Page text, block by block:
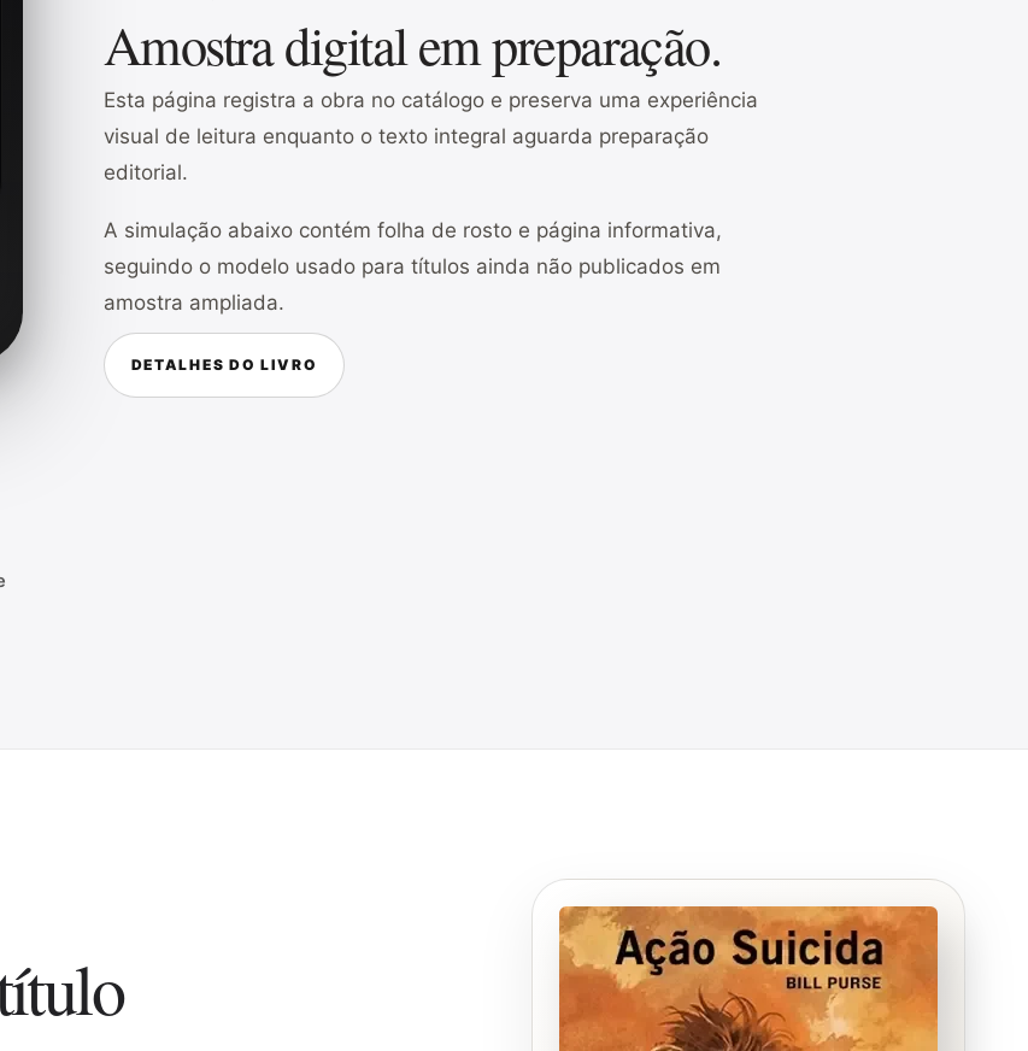
Amostra digital em preparação.
Esta página registra a obra no catálogo e preserva uma experiência
visual de leitura enquanto o texto integral aguarda preparação
editorial.
A simulação abaixo contém folha de rosto e página informativa,
seguindo o modelo usado para títulos ainda não publicados em
amostra ampliada.
DETALHES DO LIVRO